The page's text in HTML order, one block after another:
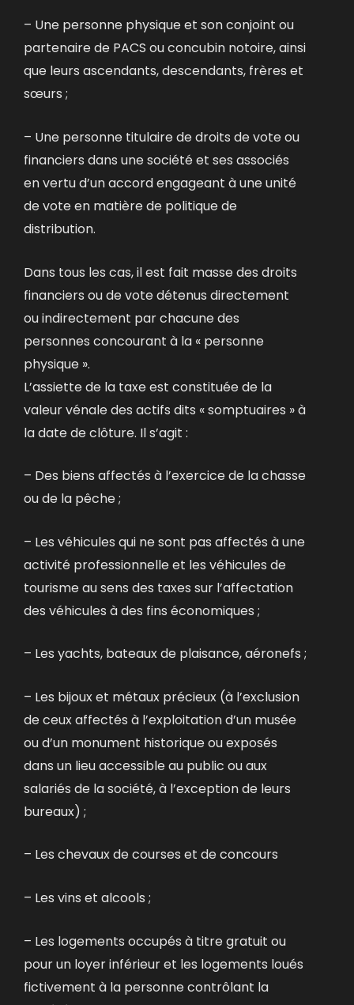
– Une personne physique et son conjoint ou
partenaire de PACS ou concubin notoire, ainsi
que leurs ascendants, descendants, frères et
sœurs ;
– Une personne titulaire de droits de vote ou
financiers dans une société et ses associés
en vertu d’un accord engageant à une unité
de vote en matière de politique de
distribution.
Dans tous les cas, il est fait masse des droits
financiers ou de vote détenus directement
ou indirectement par chacune des
personnes concourant à la « personne
physique ».
L’assiette de la taxe est constituée de la
valeur vénale des actifs dits « somptuaires » à
la date de clôture. Il s’agit :
– Des biens affectés à l’exercice de la chasse
ou de la pêche ;
– Les véhicules qui ne sont pas affectés à une
activité professionnelle et les véhicules de
tourisme au sens des taxes sur l’affectation
des véhicules à des fins économiques ;
– Les yachts, bateaux de plaisance, aéronefs ;
– Les bijoux et métaux précieux (à l’exclusion
de ceux affectés à l’exploitation d’un musée
ou d’un monument historique ou exposés
dans un lieu accessible au public ou aux
salariés de la société, à l’exception de leurs
bureaux) ;
– Les chevaux de courses et de concours
– Les vins et alcools ;
– Les logements occupés à titre gratuit ou
pour un loyer inférieur et les logements loués
fictivement à la personne contrôlant la